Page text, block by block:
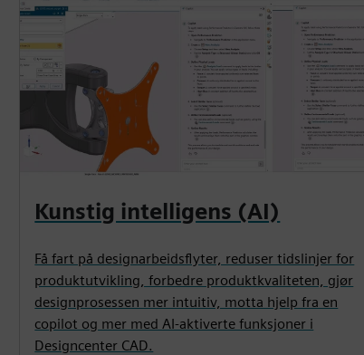
Kunstig intelligens (AI)
Få fart på designarbeidsflyter, reduser tidslinjer for
produktutvikling, forbedre produktkvaliteten, gjør
designprosessen mer intuitiv, motta hjelp fra en
copilot og mer med AI-aktiverte funksjoner i
Designcenter CAD.